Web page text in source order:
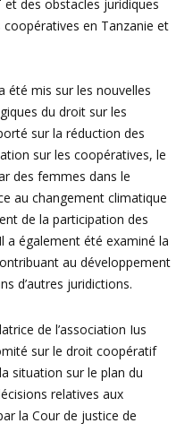
et des obstacles juridiques
en Tanzanie et
été mis sur les nouvelles
du droit sur les
sur la réduction des
sur les coopératives, le
des femmes dans le
au changement climatique
de la participation des
a également été examiné la
au développement
d’autres juridictions.
de l’association Ius
sur le droit coopératif
situation sur le plan du
relatives aux
la Cour de justice de